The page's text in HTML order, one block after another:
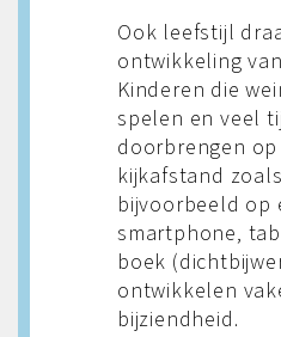
Ook leefstijl
ontwikkeling
Kinderen die
spelen en veel
doorbrengen
kijkafstand zoals
bijvoorbeeld op
smartphone,
boek
ontwikkelen
bijziendheid.